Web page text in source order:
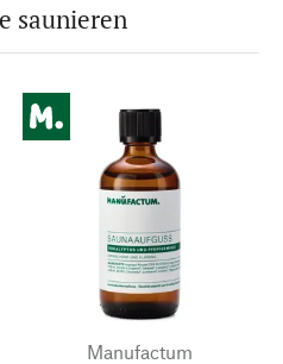
saunieren
Manufactum